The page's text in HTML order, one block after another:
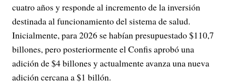
cuatro años y responde al incremento de la inversión
destinada al funcionamiento del sistema de salud.
Inicialmente, para 2026 se habían presupuestado $110,7
billones, pero posteriormente el Confis aprobó una
adición de $4 billones y actualmente avanza una nueva
adición cercana a $1 billón.